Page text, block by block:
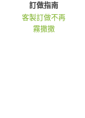
訂做指南
客製訂做不再
霧撒撒